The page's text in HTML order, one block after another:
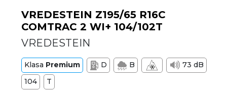
VREDESTEIN Z195/65 R16C
COMTRAC 2 WI+ 104/102T
VREDESTEIN
Klasa Premium D B
73 dB
104
T